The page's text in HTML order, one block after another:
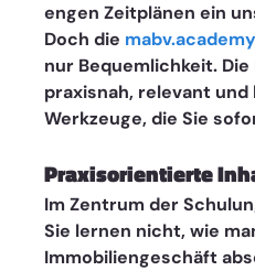
engen Zeitplänen ein
Doch die mabv.academy
nur Bequemlichkeit.
praxisnah, relevant und
Werkzeuge, die Sie
Praxisorientierte
Im Zentrum der
Sie lernen nicht, wie
Immobiliengeschäft